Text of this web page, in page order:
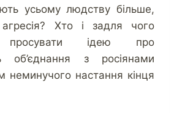
усьому людству більше,
агресія? Хто і задля чого
просувати ідею про
об’єднання з росіянами
неминучого настання кінця